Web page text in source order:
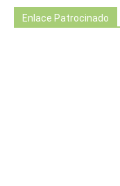
Enlace Patrocinado